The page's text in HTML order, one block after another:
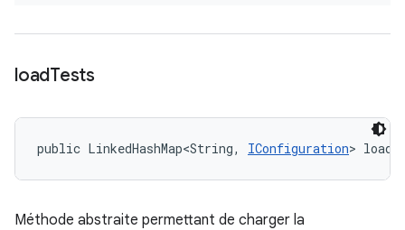
loadTests
public LinkedHashMap<String, IConfiguration>
Méthode abstraite permettant de charger la